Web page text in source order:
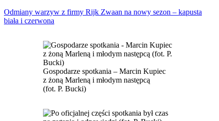
Odmiany warzyw z firmy Rijk Zwaan na nowy sezon – kapusta
biała i czerwona
Gospodarze spotkania – Marcin Kupiec
z żoną Marleną i młodym następcą
(fot. P. Bucki)